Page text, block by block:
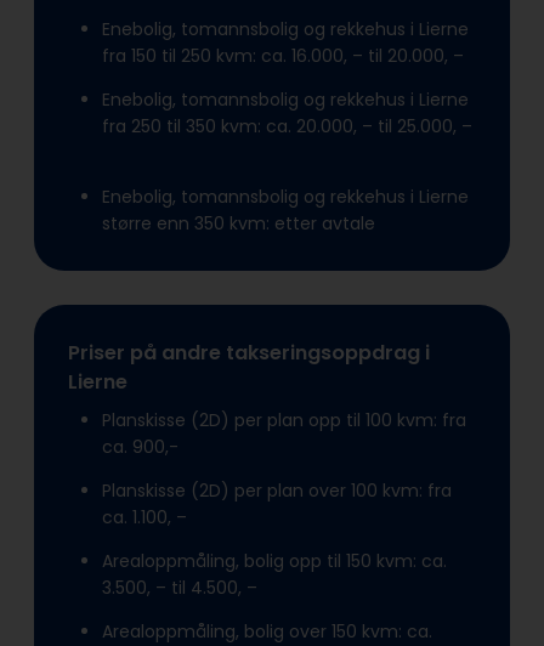
Enebolig, tomannsbolig og rekkehus i Lierne
fra 150 til 250 kvm: ca. 16.000, – til 20.000, –
Enebolig, tomannsbolig og rekkehus i Lierne
fra 250 til 350 kvm: ca. 20.000, – til 25.000, –
Enebolig, tomannsbolig og rekkehus i Lierne
større enn 350 kvm: etter avtale
Priser på andre takseringsoppdrag i
Lierne
Planskisse (2D) per plan opp til 100 kvm: fra
ca. 900,-
Planskisse (2D) per plan over 100 kvm: fra
ca. 1.100, –
Arealoppmåling, bolig opp til 150 kvm: ca.
3.500, – til 4.500, –
Arealoppmåling, bolig over 150 kvm: ca.